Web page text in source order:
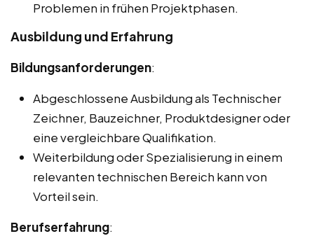
Problemen in frühen Projektphasen.
Ausbildung und Erfahrung
Bildungsanforderungen:
Abgeschlossene Ausbildung als Technischer
Zeichner, Bauzeichner, Produktdesigner oder
eine vergleichbare Qualifikation.
Weiterbildung oder Spezialisierung in einem
relevanten technischen Bereich kann von
Vorteil sein.
Berufserfahrung: